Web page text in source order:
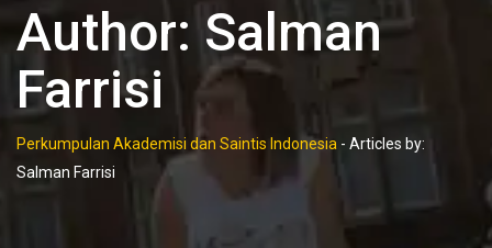
Author: Salman
Farrisi
Perkumpulan Akademisi dan Saintis Indonesia - Articles by:
Salman Farrisi